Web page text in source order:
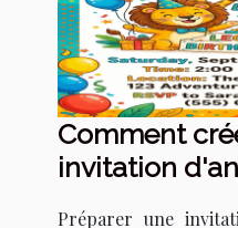
Comment
invitation
Préparer une